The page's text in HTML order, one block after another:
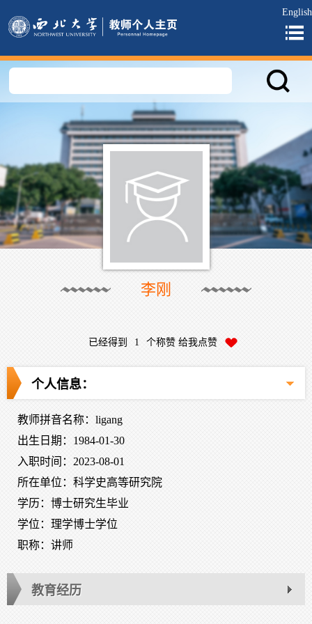
English
李刚
已经得到 1 个称赞 给我点赞
个人信息：
教师拼音名称：ligang
出生日期：1984-01-30
入职时间：2023-08-01
所在单位：科学史高等研究院
学历：博士研究生毕业
学位：理学博士学位
职称：讲师
教育经历